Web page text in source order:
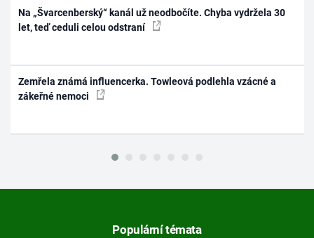
Na „Švarcenberský“ kanál už neodbočíte. Chyba vydržela 30
let, teď ceduli celou odstraní
Zemřela známá influencerka. Towleová podlehla vzácné a
zákeřné nemoci
Populární témata